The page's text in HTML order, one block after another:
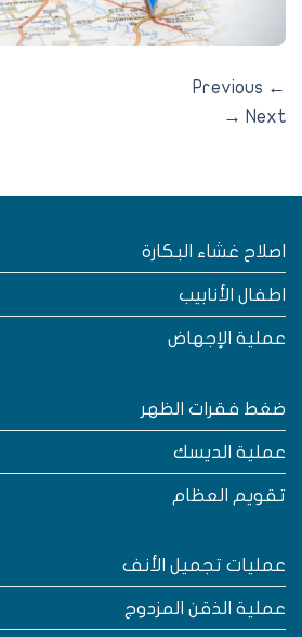
→
غشاء البكارة
الأنابيب
الإجهاض
فقرات الظهر
الديسك
العظام
تجميل الأنف
الذقن المزدوج